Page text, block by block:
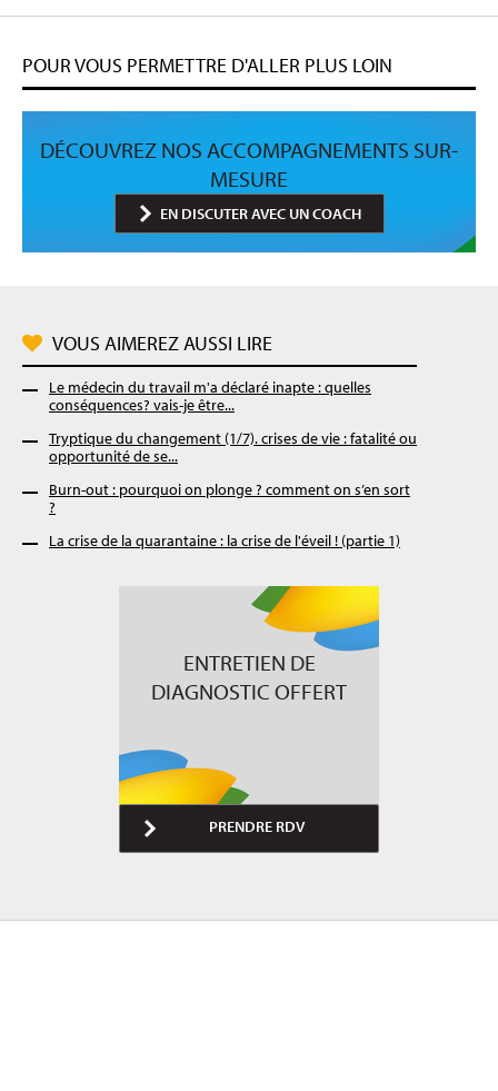
POUR VOUS PERMETTRE D'ALLER PLUS LOIN
DÉCOUVREZ NOS ACCOMPAGNEMENTS SUR-
MESURE
EN DISCUTER AVEC UN COACH
VOUS AIMEREZ AUSSI LIRE
Le médecin du travail m'a déclaré inapte : quelles
conséquences? vais-je être...
Tryptique du changement (1/7). crises de vie : fatalité ou
opportunité de se...
Burn-out : pourquoi on plonge ? comment on s’en sort
?
La crise de la quarantaine : la crise de l'éveil ! (partie 1)
ENTRETIEN DE
DIAGNOSTIC OFFERT
PRENDRE RDV